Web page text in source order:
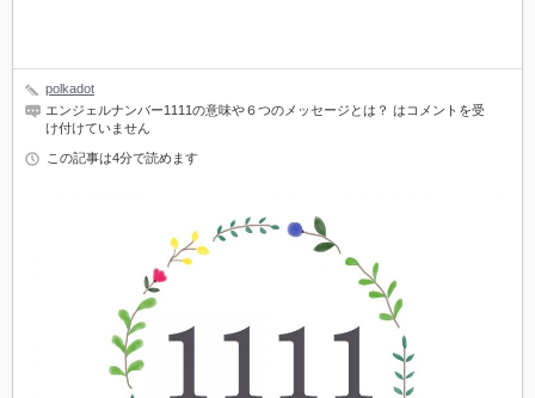
polkadot
エンジェルナンバー1111の意味や６つのメッセージとは？ は コメントを受
け付けていません
この記事は4分で読めます